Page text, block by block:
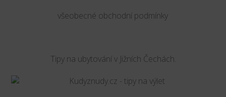
všeobecné obchodní podmínky
Tipy na ubytování v Jižních Čechách.